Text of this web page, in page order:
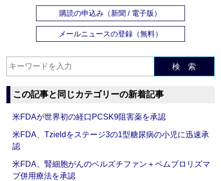
購読の申込み（新聞 / 電子版）
メールニュースの登録（無料）
検 索
この記事と同じカテゴリーの新着記事
米FDAが世界初の経口PCSK9阻害薬を承認
米FDA、Tzieldをステージ3の1型糖尿病の小児に迅速承
認
米FDA、腎細胞がんのベルズチファン＋ペムブロリズマ
ブ併用療法を承認